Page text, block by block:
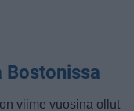
Bostonissa
viime vuosina ollut